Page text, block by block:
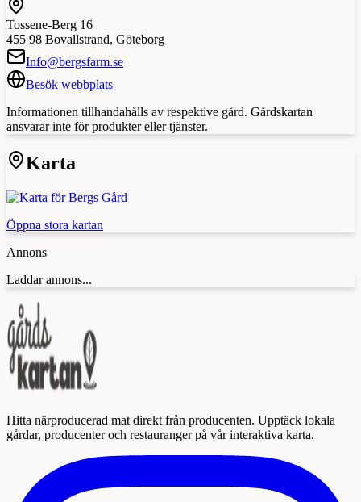
Tossene-Berg 16
455 98 Bovallstrand, Göteborg
Info@bergsfarm.se
Besök webbplats
Informationen tillhandahålls av respektive gård. Gårdskartan
ansvarar inte för produkter eller tjänster.
Karta
Öppna stora kartan
Annons
Laddar annons...
Hitta närproducerad mat direkt från producenten. Upptäck lokala
gårdar, producenter och restauranger på vår interaktiva karta.